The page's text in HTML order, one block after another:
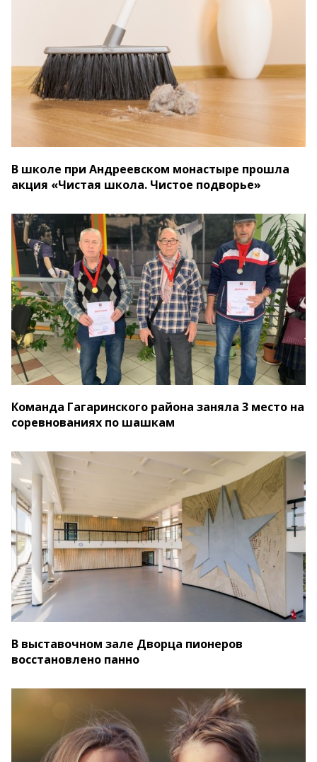
В школе при Андреевском монастыре прошла
акция «Чистая школа. Чистое подворье»
Команда Гагаринского района заняла 3 место на
соревнованиях по шашкам
В выставочном зале Дворца пионеров
восстановлено панно